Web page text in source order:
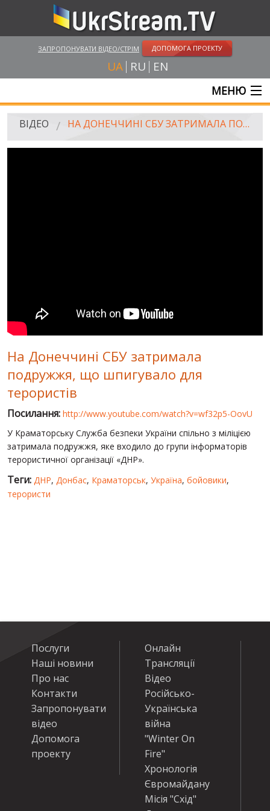
ЗАПРОПОНУВАТИ ВІДЕО/СТРІМ ДОПОМОГА ПРОЕКТУ
UA RU EN
МЕНЮ
ГОЛОВНА
ПУБЛІЧНІ ЛЮДИ
РОСІЙСЬКО-УКРАЇНСЬКА ВІЙНА
"WINTER ON FIRE"
ХРОНОЛОГІЯ ЄВРОМАЙДАНУ
ВІДЕО НА ДОНЕЧЧИНІ СБУ ЗАТРИМАЛА ПОДРУЖЖЯ, ЩО ШПИГУВАЛО ДЛЯ ТЕРОРИСТІВ
На Донеччині СБУ затримала
подружжя, що шпигувало для
терористів
Посилання: http://www.youtube.com/watch?v=wf32p5-OovU
У Краматорську Служба безпеки України спільно з міліцією
затримала подружжя, яке входило до групи інформаторів
терористичної організації «ДНР».
Теги: ДНР, Донбас, Краматорськ, Україна, бойовики,
терористи
Послуги
Наші новини
Про нас
Контакти
Запропонувати
відео
Допомога
проекту
Онлайн
Трансляції
Відео
Російсько-
Українська
війна
"Winter On
Fire"
Хронологія
Євромайдану
Місія "Схід"